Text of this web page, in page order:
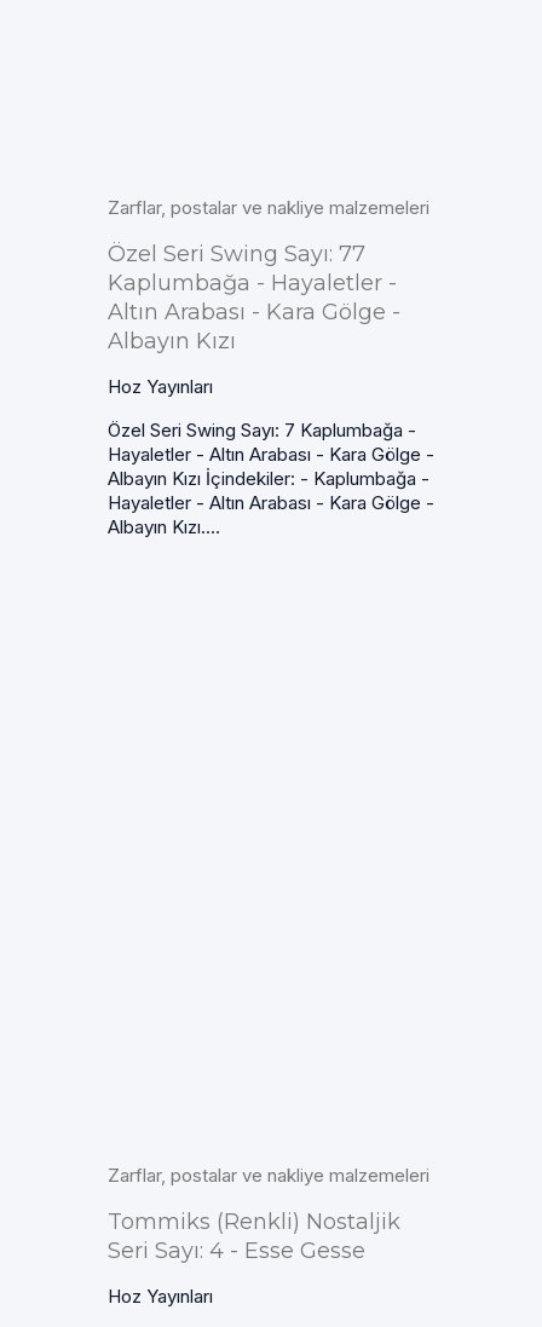
Zarflar, postalar ve nakliye malzemeleri
Özel Seri Swing Sayı: 77
Kaplumbağa - Hayaletler -
Altın Arabası - Kara Gölge -
Albayın Kızı
Hoz Yayınları
Özel Seri Swing Sayı: 7 Kaplumbağa -
Hayaletler - Altın Arabası - Kara Gölge -
Albayın Kızı İçindekiler: - Kaplumbağa -
Hayaletler - Altın Arabası - Kara Gölge -
Albayın Kızı....
Zarflar, postalar ve nakliye malzemeleri
Tommiks (Renkli) Nostaljik
Seri Sayı: 4 - Esse Gesse
Hoz Yayınları